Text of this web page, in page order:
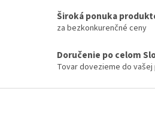
k
y
p
i
Široká ponuka
za bezkonkurenčné ceny
Doručenie po celom
Tovar dovezieme do